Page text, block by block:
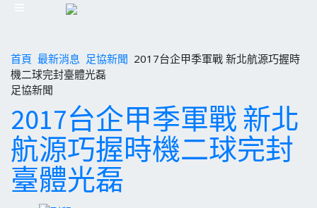
首頁 最新消息 足協新聞 2017台企甲季軍戰 新北航源巧握時
機二球完封臺體光磊
足協新聞
2017台企甲季軍戰 新北
航源巧握時機二球完封
臺體光磊